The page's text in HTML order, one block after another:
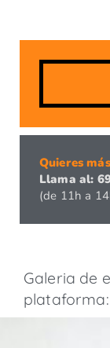
Quieres
Llama al:
(de 11h a
Galeria de
plataforma: